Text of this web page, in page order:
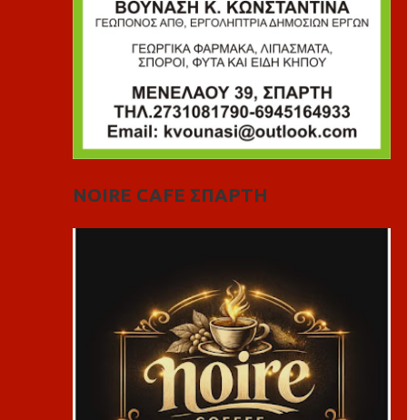
NOIRE CAFE ΣΠΑΡΤΗ